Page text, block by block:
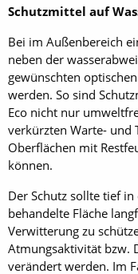
Schutzmittel auf
Bei im Außenbereich
neben der
gewünschten
werden. So sind
Eco nicht nur
verkürzten Warte- und
Oberflächen mit
können.
Der Schutz sollte tief
behandelte Fläche
Verwitterung zu
Atmungsaktivität bzw.
verändert werden. Im